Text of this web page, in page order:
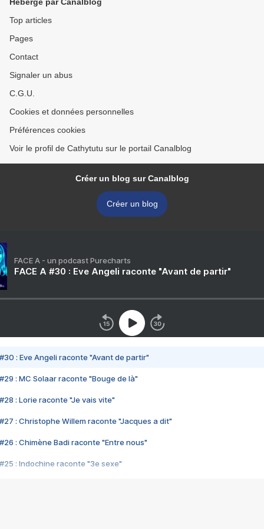
Top articles
Pages
Contact
Signaler un abus
C.G.U.
Cookies et données personnelles
Préférences cookies
Voir le profil de Cathytutu sur le portail Canalblog
Créer un blog sur Canalblog
Créer un blog
FACE A - un podcast Purecharts
FACE A #30 : Eve Angeli raconte "Avant de partir"
#30 : Eve Angeli raconte "Avant de partir"
#29 : MC Solaar raconte "Bouge de là"
#28 : Lorie raconte "Je vais vite"
#27 : Christophe Willem raconte "Jacques a dit"
#26 : Chimène Badi raconte "Entre nous"
#25 : Indochine raconte "3e sexe"